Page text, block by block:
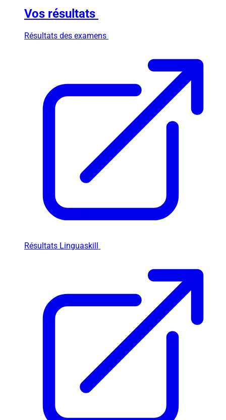
Vos résultats
Résultats des examens
Résultats Linguaskill